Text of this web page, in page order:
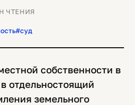
ЧТЕНИЯ
#суд
собственности в
отдельностоящий
земельного